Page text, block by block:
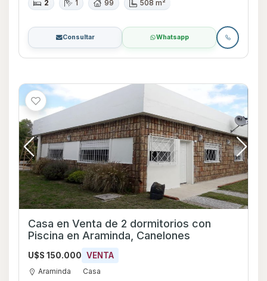
2 1 99 508 m²
Consultar Whatsapp
Casa en Venta de 2 dormitorios con
Piscina en Araminda, Canelones
U$S 150.000 VENTA
Araminda Casa